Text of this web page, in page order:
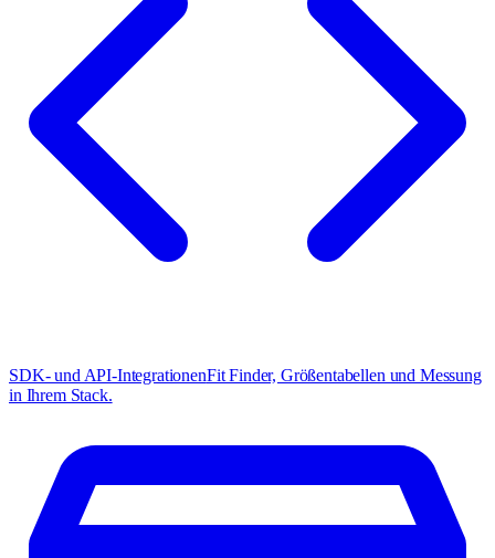
SDK- und API-IntegrationenFit Finder, Größentabellen und Messung
in Ihrem Stack.